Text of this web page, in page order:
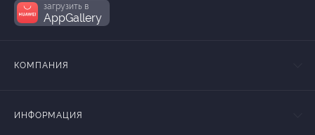
загрузить в
AppGallery
КОМПАНИЯ
ИНФОРМАЦИЯ